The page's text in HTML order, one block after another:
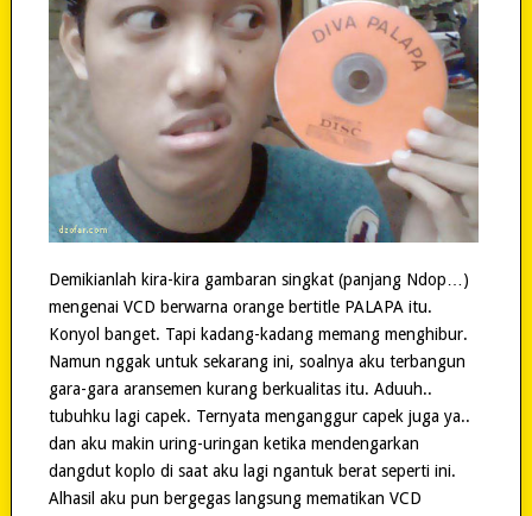
Demikianlah kira-kira gambaran singkat (panjang Ndop…)
mengenai VCD berwarna orange bertitle PALAPA itu.
Konyol banget. Tapi kadang-kadang memang menghibur.
Namun nggak untuk sekarang ini, soalnya aku terbangun
gara-gara aransemen kurang berkualitas itu. Aduuh..
tubuhku lagi capek. Ternyata menganggur capek juga ya..
dan aku makin uring-uringan ketika mendengarkan
dangdut koplo di saat aku lagi ngantuk berat seperti ini.
Alhasil aku pun bergegas langsung mematikan VCD